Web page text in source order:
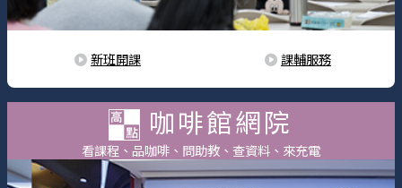
新班開課 課輔服務
咖啡館網院
看課程、品咖啡、問助教、查資料、來充電